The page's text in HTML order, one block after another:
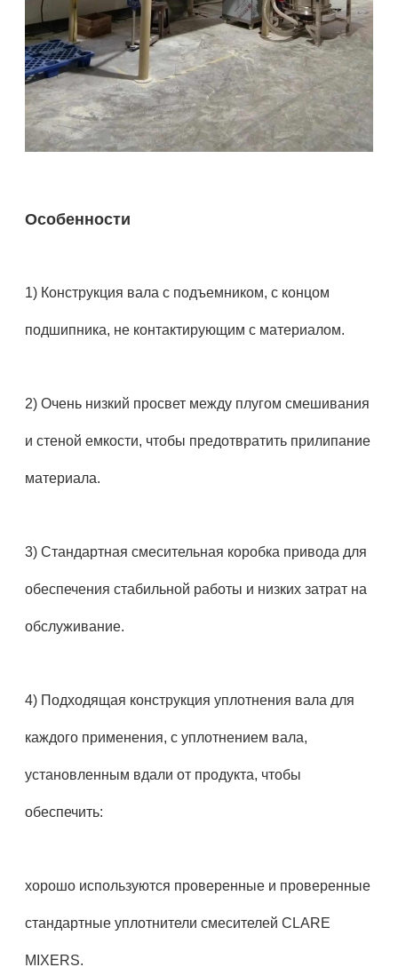
Особенности
1) Конструкция вала с подъемником, с концом
подшипника, не контактирующим с материалом.
2) Очень низкий просвет между плугом смешивания
и стеной емкости, чтобы предотвратить прилипание
материала.
3) Стандартная смесительная коробка привода для
обеспечения стабильной работы и низких затрат на
обслуживание.
4) Подходящая конструкция уплотнения вала для
каждого применения, с уплотнением вала,
установленным вдали от продукта, чтобы
обеспечить:
хорошо используются проверенные и проверенные
стандартные уплотнители смесителей CLARE
MIXERS.